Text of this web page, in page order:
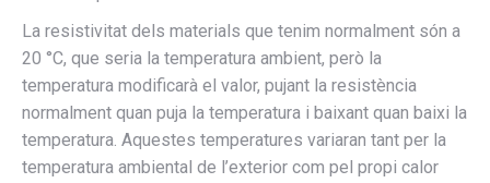
La resistivitat dels materials que tenim normalment són a
20 °C, que seria la temperatura ambient, però la
temperatura modificarà el valor, pujant la resistència
normalment quan puja la temperatura i baixant quan baixi la
temperatura. Aquestes temperatures variaran tant per la
temperatura ambiental de l’exterior com pel propi calor